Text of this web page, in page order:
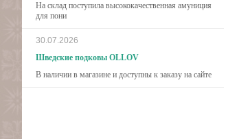
На склад поступила высококачественная амуниция
для пони
30.07.2026
Шведские подковы OLLOV
В наличии в магазине и доступны к заказу на сайте